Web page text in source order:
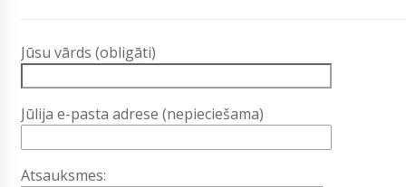
Jūsu vārds (obligāti)
Jūlija e-pasta adrese (nepieciešama)
Atsauksmes: